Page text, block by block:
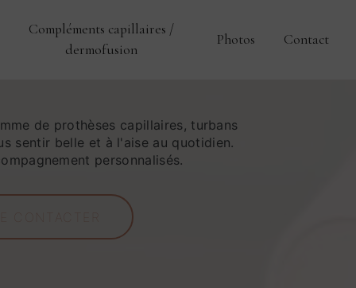
Compléments capillaires /
dermofusion
Photos Contact
de prothèses capillaires, turbans
sentir belle et à l'aise au quotidien.
personnalisés.